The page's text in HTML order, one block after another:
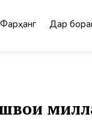
Фарҳанг Дар